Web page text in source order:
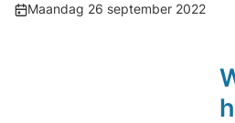
Publicatiedatum:
Maandag 26 september 2022